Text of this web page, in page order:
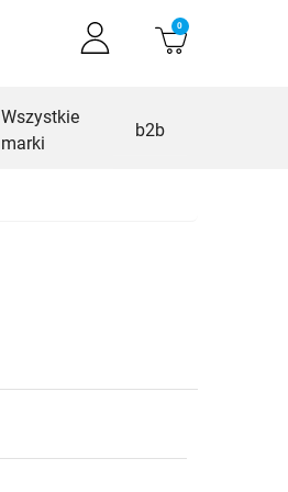
0
Wszystkie
marki
b2b